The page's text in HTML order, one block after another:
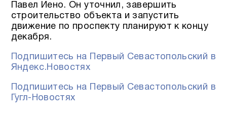
Павел Иено. Он уточнил, завершить
строительство объекта и запустить
движение по проспекту планируют к концу
декабря.
Подпишитесь на Первый Севастопольский в
Яндекс.Новостях
Подпишитесь на Первый Севастопольский в
Гугл-Новостях